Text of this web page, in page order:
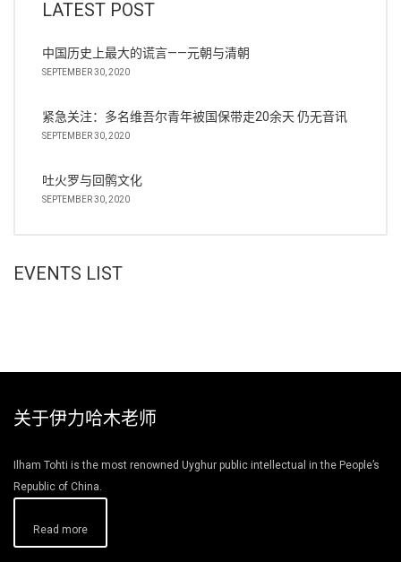
LATEST POST
中国历史上最大的谎言——元朝与清朝
SEPTEMBER 30, 2020
紧急关注：多名维吾尔青年被国保带走20余天 仍无音讯
SEPTEMBER 30, 2020
吐火罗与回鹘文化
SEPTEMBER 30, 2020
EVENTS LIST
关于伊力哈木老师
Ilham Tohti is the most renowned Uyghur public intellectual in the People’s
Republic of China.
Read more